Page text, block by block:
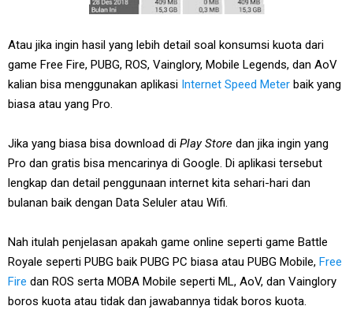
Atau jika ingin hasil yang lebih detail soal konsumsi kuota dari
game Free Fire, PUBG, ROS, Vainglory, Mobile Legends, dan AoV
kalian bisa menggunakan aplikasi Internet Speed Meter baik yang
biasa atau yang Pro.
Jika yang biasa bisa download di Play Store dan jika ingin yang
Pro dan gratis bisa mencarinya di Google. Di aplikasi tersebut
lengkap dan detail penggunaan internet kita sehari-hari dan
bulanan baik dengan Data Seluler atau Wifi.
Nah itulah penjelasan apakah game online seperti game Battle
Royale seperti PUBG baik PUBG PC biasa atau PUBG Mobile, Free
Fire dan ROS serta MOBA Mobile seperti ML, AoV, dan Vainglory
boros kuota atau tidak dan jawabannya tidak boros kuota.